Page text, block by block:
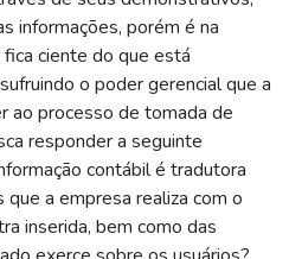
informações, porém é na
ciente do que está
o poder gerencial que a
ao processo de tomada de
responder a seguinte
contábil é tradutora
a empresa realiza com o
inserida, bem como das